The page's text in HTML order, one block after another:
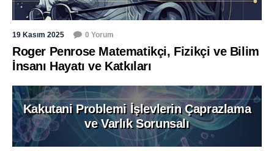
19 Kasım 2025 0 Yorum
Roger Penrose Matematikçi, Fizikçi ve Bilim
İnsanı Hayatı ve Katkıları
Kakutani Problemi İşlevlerin Çaprazlama
ve Varlık Sorunsalı